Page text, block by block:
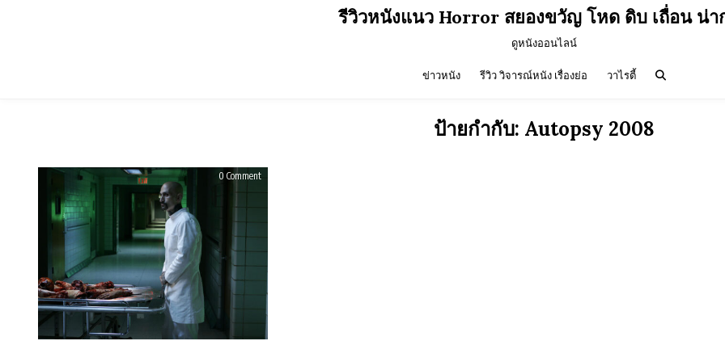
รีวิวหนังแนว Horror สยองขวัญ โหด ดิบ เถื่อน น่า
ดูหนังออนไลน์
ข่าวหนัง รีวิว วิจารณ์หนัง เรื่องย่อ วาไรตี้
ป้ายกำกับ: Autopsy 2008
0 Commenton